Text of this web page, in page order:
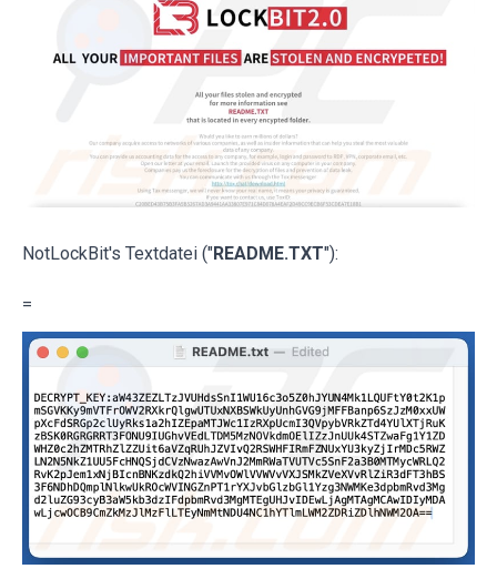
NotLockBit's Textdatei ("README.TXT"):
=